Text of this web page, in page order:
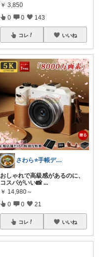
￥ 3,850
0 0 143
コレ いいね
さわら⭐手帳デコと読書好き
おしゃれで高級感があるのに、
コスパがいい📸 ...
￥ 14,980～
0 0 21
コレ いいね